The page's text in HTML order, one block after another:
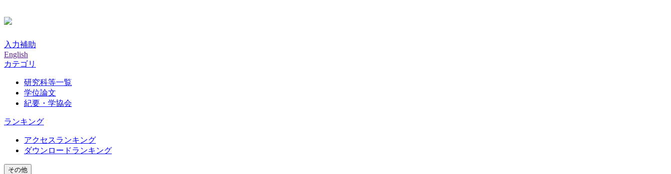
入力補助
English
カテゴリ
研究科等一覧
学位論文
紀要・学協会
ランキング
アクセスランキング
ダウンロードランキング
その他